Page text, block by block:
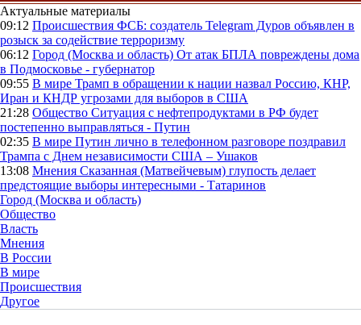
Актуальные материалы
09:12 Происшествия ФСБ: создатель Telegram Дуров объявлен в
розыск за содействие терроризму
06:12 Город (Москва и область) От атак БПЛА повреждены дома
в Подмосковье - губернатор
09:55 В мире Трамп в обращении к нации назвал Россию, КНР,
Иран и КНДР угрозами для выборов в США
21:28 Общество Ситуация с нефтепродуктами в РФ будет
постепенно выправляться - Путин
02:35 В мире Путин лично в телефонном разговоре поздравил
Трампа с Днем независимости США – Ушаков
13:08 Мнения Сказанная (Матвейчевым) глупость делает
предстоящие выборы интересными - Татаринов
Город (Москва и область)
Общество
Власть
Мнения
В России
В мире
Происшествия
Другое